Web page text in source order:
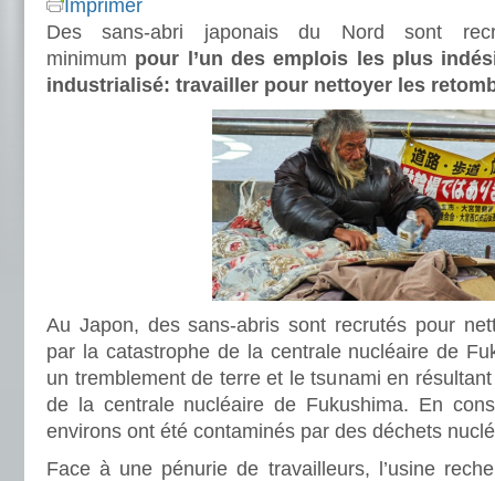
Imprimer
Des sans-abri japonais du Nord sont
minimum pour l’un des emplois les plus
industrialisé: travailler pour nettoyer les
Au Japon, des sans-abris sont recrutés pour
par la catastrophe de la centrale nucléaire de
un tremblement de terre et le tsunami en
de la centrale nucléaire de Fukushima. En
environs ont été contaminés par des déchets
Face à une pénurie de travailleurs, l’usine